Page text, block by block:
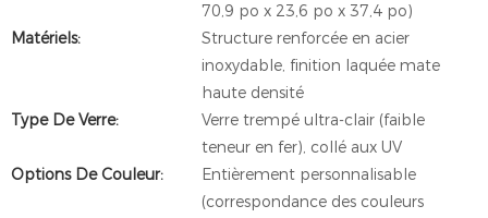
70,9 po x 23,6 po x 37,4 po)
Matériels:
Structure renforcée en acier
inoxydable, finition laquée mate
haute densité
Type De Verre:
Verre trempé ultra-clair (faible
teneur en fer), collé aux UV
Options De Couleur:
Entièrement personnalisable
(correspondance des couleurs